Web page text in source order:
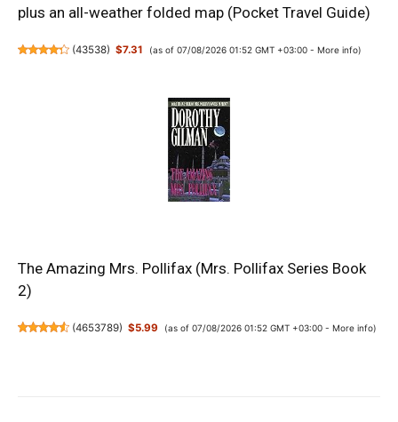
plus an all-weather folded map (Pocket Travel Guide)
(43538) $7.31 (as of 07/08/2026 01:52 GMT +03:00 - More info)
The Amazing Mrs. Pollifax (Mrs. Pollifax Series Book
2)
(4653789) $5.99 (as of 07/08/2026 01:52 GMT +03:00 - More info)